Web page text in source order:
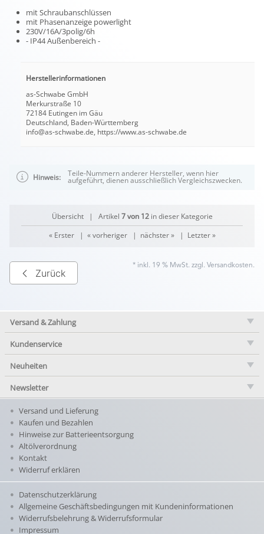
mit Schraubanschlüssen
mit Phasenanzeige powerlight
230V/16A/3polig/6h
- IP44 Außenbereich -
Herstellerinformationen
as-Schwabe GmbH
Merkurstraße 10
72184 Eutingen im Gäu
Deutschland, Baden-Württemberg
info@as-schwabe.de, https://www.as-schwabe.de
Hinweis: Teile-Nummern anderer Hersteller, wenn hier
aufgeführt, dienen ausschließlich Vergleichszwecken.
Übersicht| Artikel 7 von 12in dieser Kategorie
« Erster| « vorheriger| nächster »| Letzter »
Zurück
* inkl. 19 % MwSt. zzgl. Versandkosten.
Versand & Zahlung
Kundenservice
Neuheiten
Newsletter
Versand und Lieferung
Kaufen und Bezahlen
Hinweise zur Batterieentsorgung
Altölverordnung
Kontakt
Widerruf erklären
Datenschutzerklärung
Allgemeine Geschäftsbedingungen mit Kundeninformationen
Widerrufsbelehrung & Widerrufsformular
Impressum